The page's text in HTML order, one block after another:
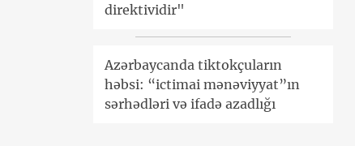
direktividir"
Azərbaycanda tiktokçuların
həbsi: “ictimai mənəviyyat”ın
sərhədləri və ifadə azadlığı